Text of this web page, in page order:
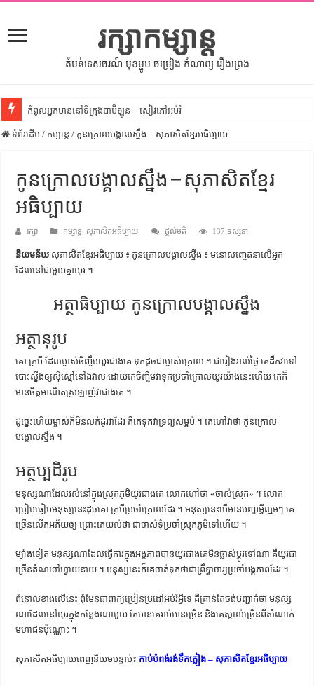
រក្សាកម្សាន្ត
តំបន់ទេសចរណ៍ មុខម្ហូប ចម្រៀង កំណាព្យ រឿងព្រេង
កំពូលអ្នកមាននៅទីក្រុងបាប៊ីឡូន – សៀវភៅអប់រំ
សីលធម៌នៅក្នុងសង្គមខ្មែរ – សៀវភៅចំណេះដឹងទូទៅ
ទំលៀមទម្លាប់ប្រពៃណីជនជាតិចិន – សៀវភៅចំណេះដឹងទូទៅ
ដើមកំណើតអង្គរ – សៀវភៅចំណេះដឹងទូទៅ
ដើមកំណើតជនជាតិខ្មែរ – អត្ថបទស្រាវជ្រាវ
ទំនាក់ទំនងកម្ពុជានិងចិន – សៀវភៅចំណេះដឹងទូទៅ
ព្រះបាទធម្មិក – សៀវភៅចំណេះដឹងទូទៅ
រដ្ឋបាល និង រដ្ឋបាលវិមជ្ឈការ – អត្ថបទស្រាវជ្រាវ
ទំព័រដើម / កម្សាន្ត / កូនក្រោលបង្គាលស្នឹង – សុភាសិតខ្មែរអធិប្បាយ
កូនក្រោលបង្គាលស្នឹង – សុភាសិតខ្មែរ
អធិប្បាយ
រក្សា កម្សាន្ត សុភាសិតអធិប្បាយ ផ្តល់មតិ 137 ទស្សនា
និយមន័យ សុភាសិតខ្មែរអធិប្បាយ ៖ កូនក្រោលបង្គាលស្នឹង ៖ មនោសញ្ចេតនា​លើ​អ្នក​
ដែល​នៅ​ជាមួយ​គ្នា​យូរ ។
អត្ថាធិប្បាយ កូនក្រោលបង្គាលស្នឹង
អត្ថានុរូប
គោ ក្របី ដែល​ម្ចាស់​ចិញ្ចឹម​យូរ​ជាង​គេ ទុក​ដូច​ជា​ម្ចាស់​ក្រោល ។ ជា​រៀងរាល់​ថ្ងៃ គេ​ដឹក​វា​ទៅ​
បោះ​ស្នឹង​ឲ្យ​ស៊ី​ស្មៅ​នៅ​ឯ​វាល ដោយ​គេ​ចិញ្ចឹម​វា​ទុក​ប្រចាំ​ក្រោល​យូរ​យ៉ាង​នេះ​ហើយ គេ​ក៏​
មាន​ចិត្ត​អាណិត​ស្រឡាញ់​វា​ជាង​គេ ។
ដូច្នេះ​ហើយ​ម្ចាស់​ក៏​មិន​លក់ដូរ​វា​ដែរ គឺ​គេ​ទុក​វា​ទ្រព្យ​សម្អប់ ។ គេ​ហៅ​វា​ថា កូន​ក្រោល​
បង្គោល​ស្នឹង ។
អត្ថប្បដិរូប
មនុស្ស​ណា​ដែល​រស់​នៅ​ក្នុង​ស្រុក​ភូមិ​យូរ​ជាង​គេ លោក​ហៅ​ថា «ចាស់​ស្រុក» ។ លោក​
ប្រៀបធៀប​មនុស្ស​នេះ​ដូច​គោ ក្របី​ប្រចាំ​ក្រោល​ដែរ ។ មនុស្ស​នេះ​បើ​មាន​បញ្ហា​អ្វី​ល្មមៗ គេ​
ច្រើន​លើក​អភ័យ​ឲ្យ​ ព្រោះ​គេ​យល់​ថា ជា​ចាស់​ទុំ​ប្រចាំ​ស្រុក​ភូមិ​ទៅ​ហើយ ។
ម្យ៉ាងទៀត មនុស្ស​ណា​ដែល​ធ្វើការ​ក្នុង​អង្គភាព​បាន​យូរ​ជាង​គេ​មិន​ផ្លាស់​ប្ដូរ​ទៅណា ​គឺ​យូរ​ជា​
ច្រើន​តំណ​ចៅហ្វាយ​នាយ ។ មនុស្ស​នេះ​ក៏​គេ​ចាត់​ទុក​ថា​ជា​ព្រឹទ្ធាចារ្យ​ប្រចាំ​អង្គភាព​ដែរ ។
ពំនោល​ខាងលើ​នេះ ពុំ​មែន​ជា​ពាក្យ​ប្រៀន​ប្រដៅ​អប់រំ​អ្វី​ទេ គឺ​គ្រាន់​តែ​ចង់​បញ្ជាក់​ថា មនុស្ស​
ណា​ដែល​នៅ​យូរ​ក្នុង​កន្លែង​ណាមួយ តែ​មាន​គេ​រាប់អាន​ច្រើន និង​គេ​ស្គាល់​ច្រើន​ពី​សំណាក់​
មហាជន​ប៉ុណ្ណោះ ។
សុភាសិតអធិប្បាយពេញនិយមបន្ទាប់៖ កាប់បំពង់រង់ទឹកភ្លៀង – សុភាសិតខ្មែរអធិប្បាយ